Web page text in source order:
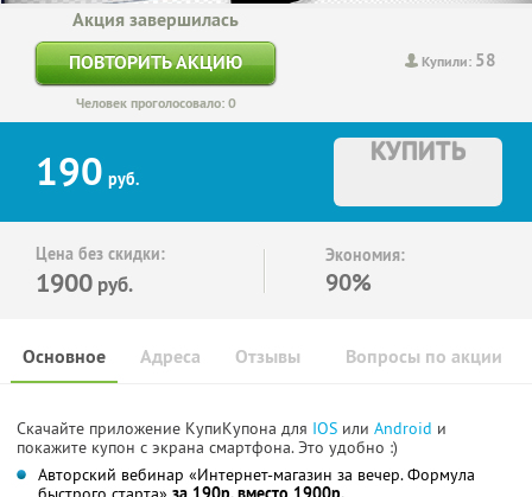
Купили: 58
Акция завершилась
ПОВТОРИТЬ АКЦИЮ
Человек проголосовало: 0
190 руб.
КУПИТЬ
Цена без скидки:
1900 руб.
Экономия:
90%
Основное Отзывы Вопросы по акции
Адреса
Скачайте приложение КупиКупона для IOS или Android и
покажите купон с экрана смартфона. Это удобно :)
Авторский вебинар «Интернет-магазин за вечер. Формула